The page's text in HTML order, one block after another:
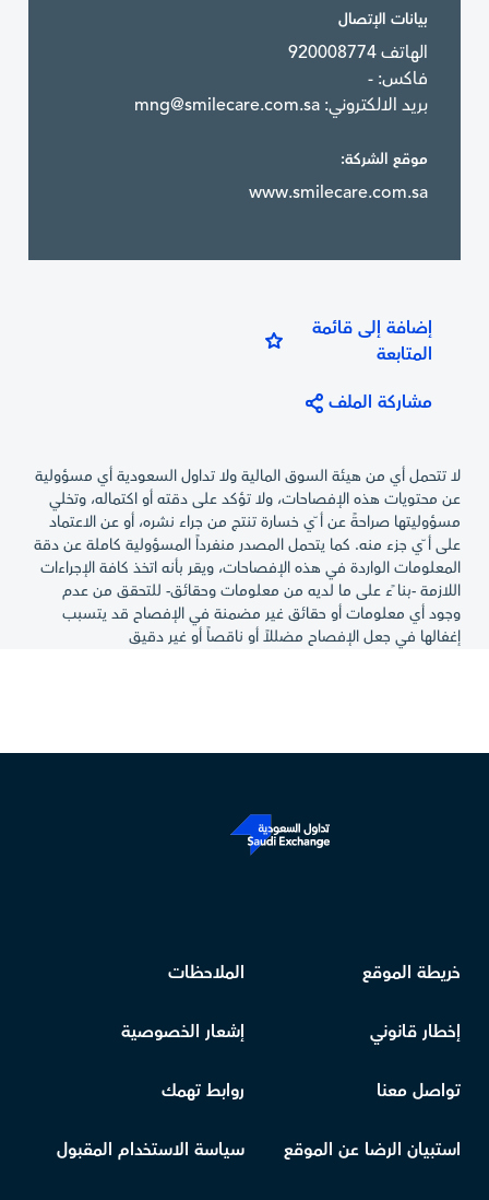
بيانات الإتصال
الهاتف 920008774
فاكس: -
بريد الالكتروني: mng@smilecare.com.sa
موقع الشركة:
www.smilecare.com.sa
إضافة إلى قائمة
المتابعة
مشاركة الملف
لا تتحمل أي من هيئة السوق المالية ولا تداول السعودية أي مسؤولية
عن محتويات هذه الإفصاحات، ولا تؤكد على دقته أو اكتماله، وتخلي
مسؤوليتها صراحةً عن أ ّي خسارة تنتج من جراء نشره، أو عن الاعتماد
على أ ّي جزء منه. كما يتحمل المصدر منفرداً المسؤولية كاملة عن دقة
المعلومات الواردة في هذه الإفصاحات، ويقر بأنه اتخذ كافة الإجراءات
اللازمة -بنا ًء على ما لديه من معلومات وحقائق- للتحقق من عدم
وجود أي معلومات أو حقائق غير مضمنة في الإفصاح قد يتسبب
إغفالها في جعل الإفصاح مضللاً أو ناقصاً أو غير دقيق
خريطة الموقع الملاحظات
إخطار قانوني إشعار الخصوصية
تواصل معنا روابط تهمك
استبيان الرضا عن الموقع سياسة الاستخدام المقبول